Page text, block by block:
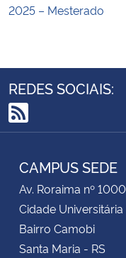
2025 – Mesterado
REDES SOCIAIS:
RSS
CAMPUS SEDE
Av. Roraima nº 1000
Cidade Universitária
Bairro Camobi
Santa Maria - RS